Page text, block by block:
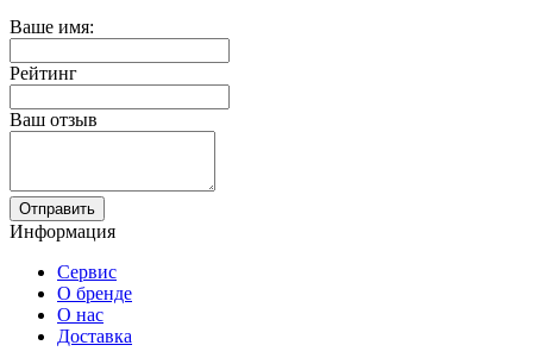
Ваше имя:
Рейтинг
Ваш отзыв
Отправить
Информация
Сервис
О бренде
О нас
Доставка